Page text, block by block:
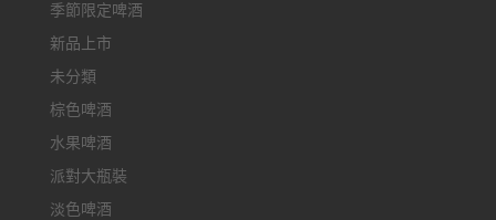
季節限定啤酒
新品上市
未分類
棕色啤酒
水果啤酒
派對大瓶裝
淡色啤酒